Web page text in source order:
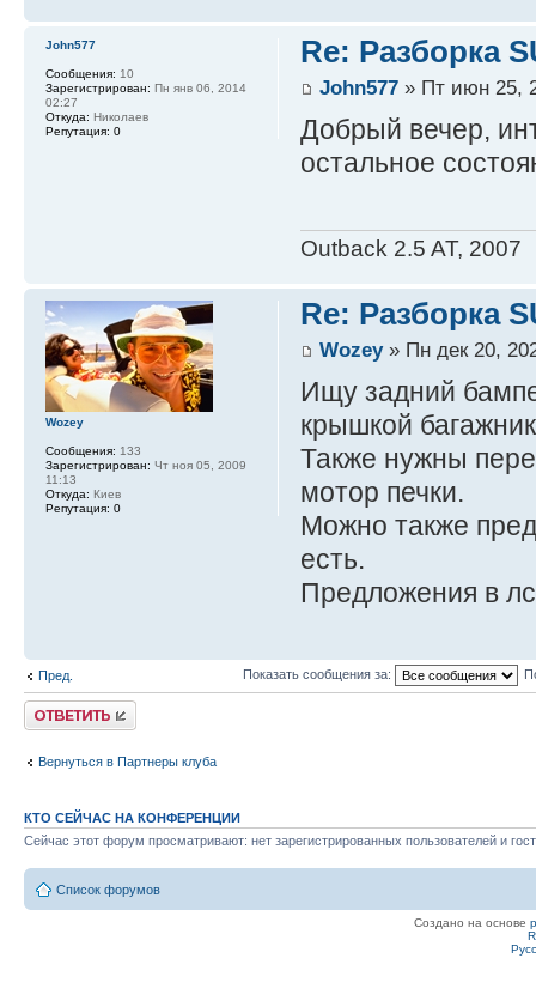
Re: Разборка
John577» Пт июн 25,
Добрый вечер,
остальное
Outback 2.5 AT, 2007
John577
Сообщения: 10
Зарегистрирован: Пн янв 06, 2014
02:27
Откуда: Николаев
Репутация: 0
Re: Разборка
Wozey» Пн дек 20,
Ищу задний
крышкой
Также нужны
мотор печки.
Можно также
есть.
Предложения в лс
Wozey
Сообщения: 133
Зарегистрирован: Чт ноя 05, 2009
11:13
Откуда: Киев
Репутация: 0
Пред. Показать сообщения за:
Ответить
Вернуться в Партнеры клуба
КТО СЕЙЧАС НА КОНФЕРЕНЦИИ
Сейчас этот форум просматривают: нет зарегистрированных пользователей и
Список форумов
Создано на основе